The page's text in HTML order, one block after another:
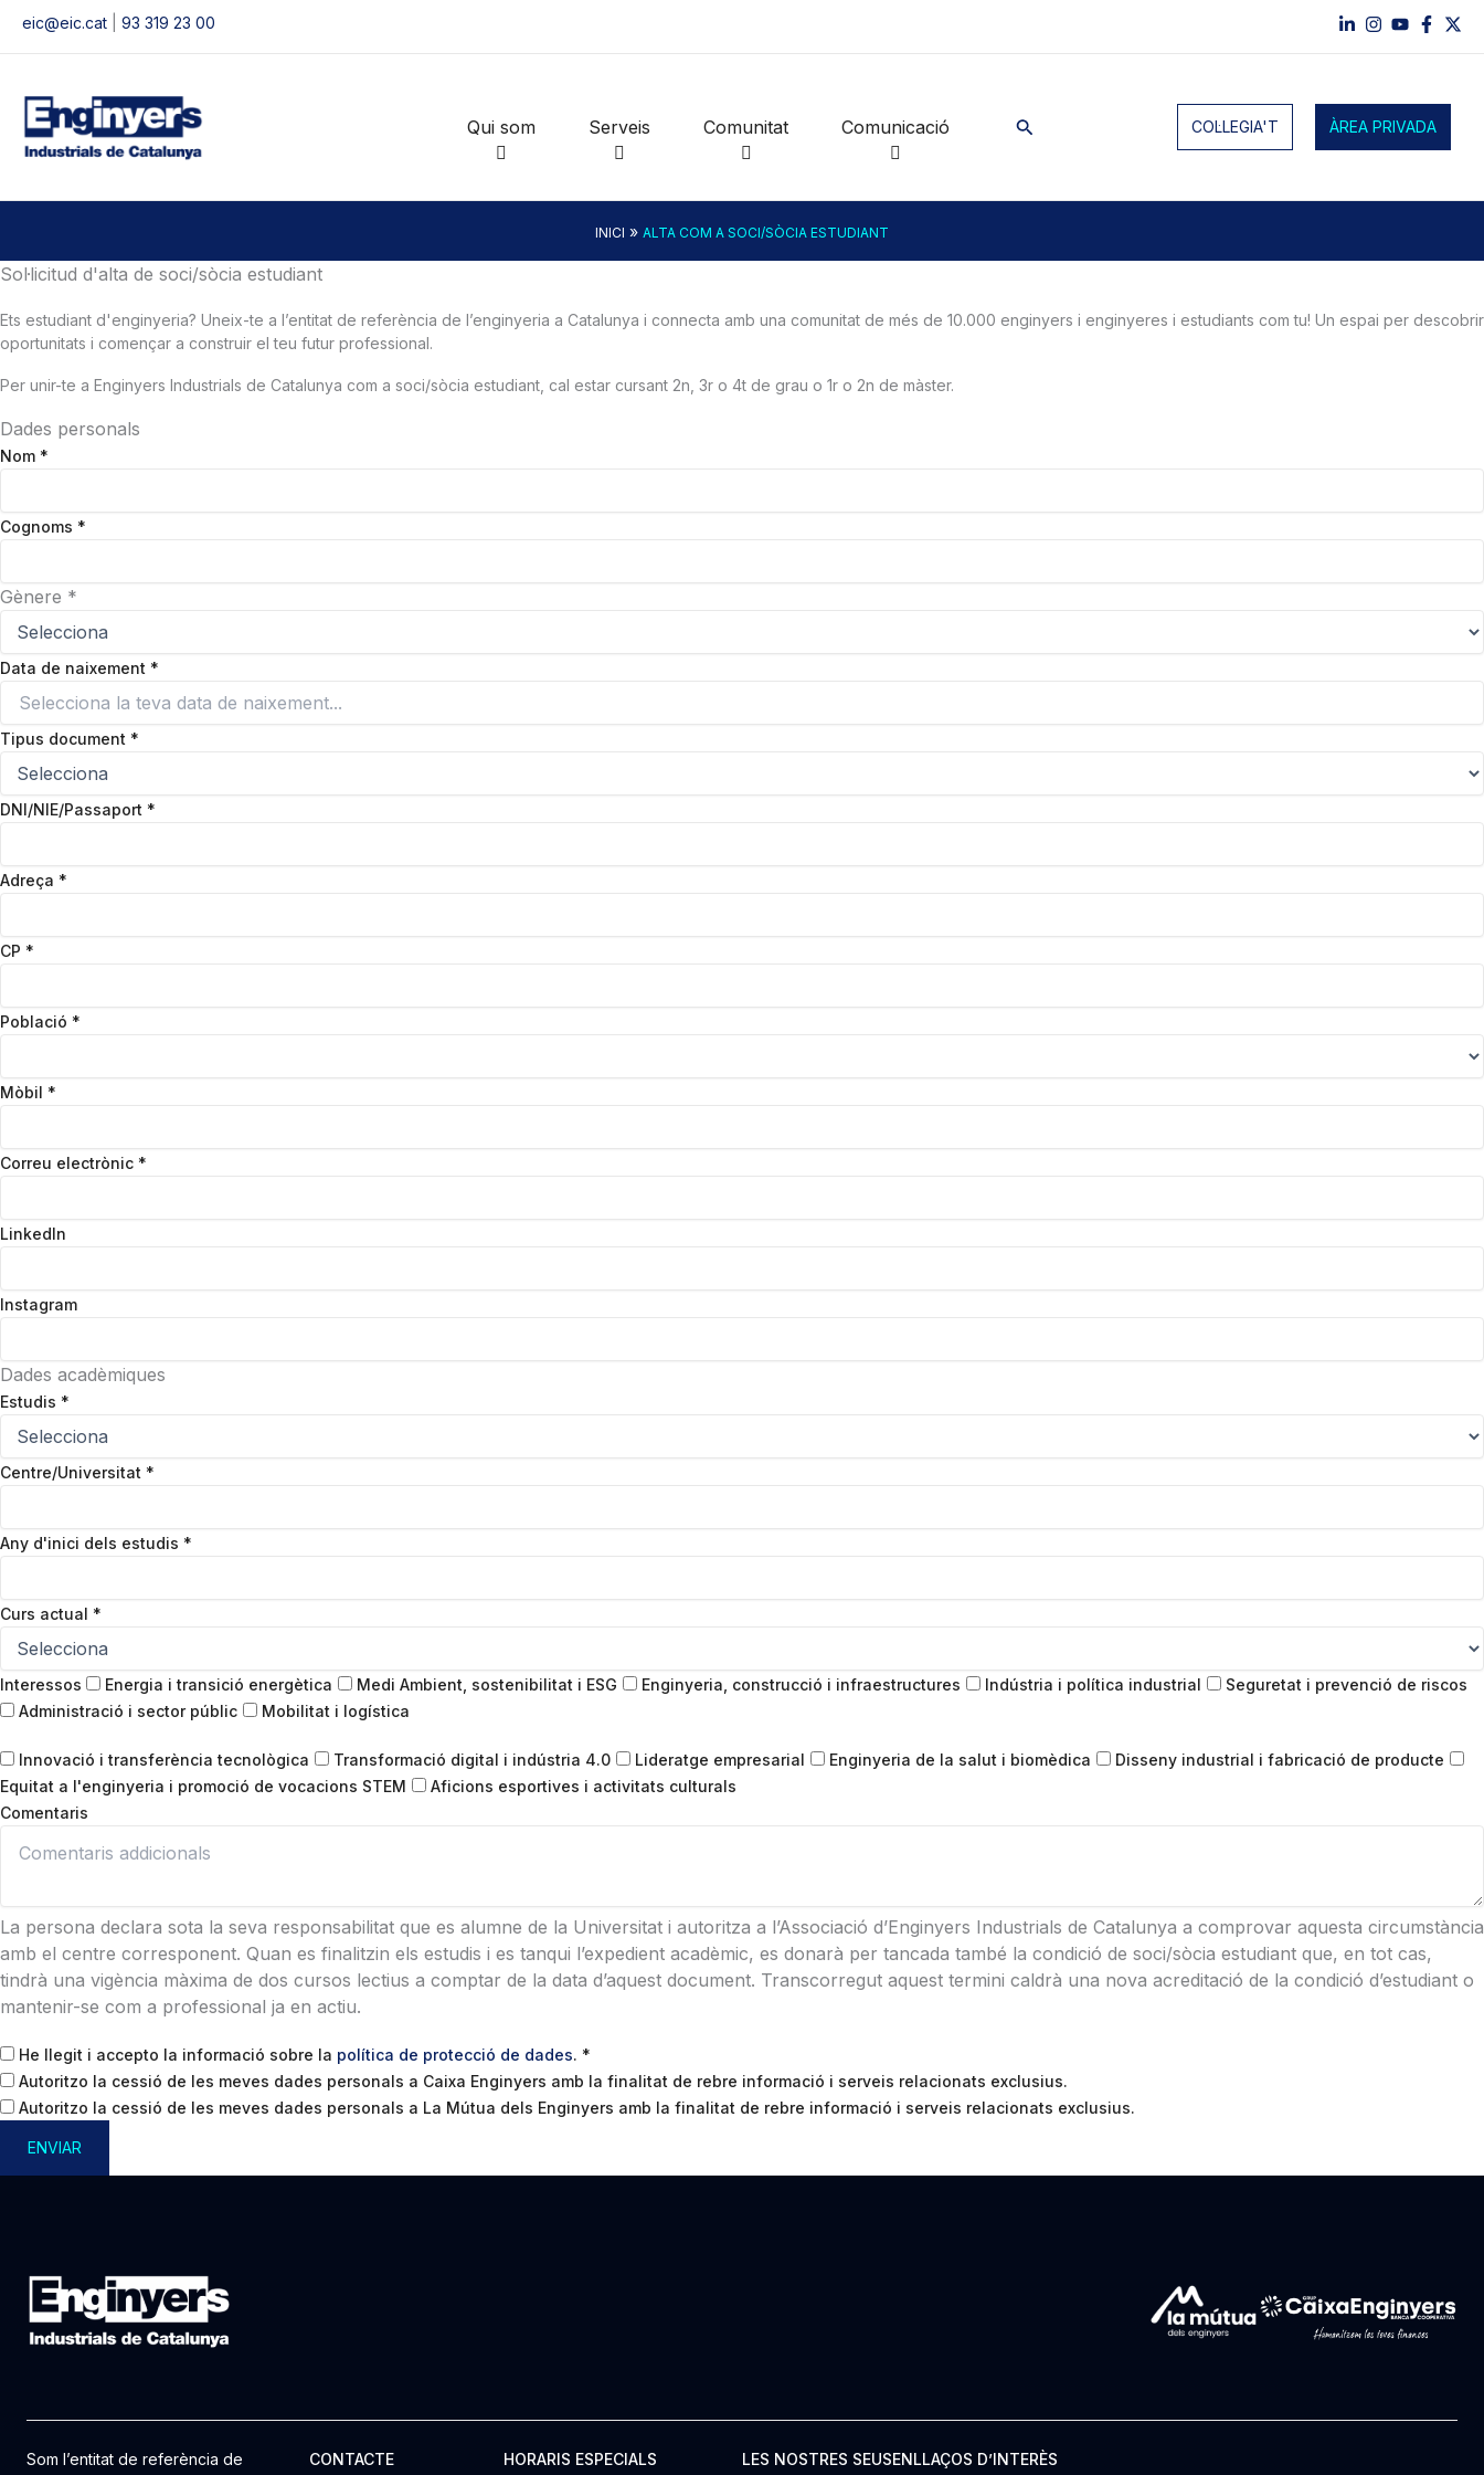
eic@eic.cat 93 319 23 00
Qui som Serveis Comunitat Comunicació Cerca COL·LEGIA'T ÀREA PRIVADA
INICI » ALTA COM A SOCI/SÒCIA ESTUDIANT
Sol·licitud d'alta de soci/sòcia estudiant
Ets estudiant d'enginyeria? Uneix-te a l’entitat de referència de l’enginyeria a Catalunya i connecta amb una comunitat de més de 10.000 enginyers i enginyeres i estudiants com tu! Un espai per descobrir
oportunitats i començar a construir el teu futur professional.
Per unir-te a Enginyers Industrials de Catalunya com a soci/sòcia estudiant, cal estar cursant 2n, 3r o 4t de grau o 1r o 2n de màster.
Dades personals
Nom *
Cognoms *
Gènere *
Data de naixement *
Tipus document *
DNI/NIE/Passaport *
Adreça *
CP *
Població *
Mòbil *
Correu electrònic *
LinkedIn
Instagram
Dades acadèmiques
Estudis *
Centre/Universitat *
Any d'inici dels estudis *
Curs actual *
Interessos Energia i transició energètica Medi Ambient, sostenibilitat i ESG Enginyeria, construcció i infraestructures Indústria i política industrial
Seguretat i prevenció de riscos
Administració i sector públic
Mobilitat i logística
Innovació i transferència tecnològica Transformació digital i indústria 4.0 Lideratge empresarial Enginyeria de la salut i biomèdica
Disseny industrial i fabricació de producte
Equitat a l'enginyeria i promoció de vocacions STEM
Aficions esportives i activitats culturals
Comentaris
La persona declara sota la seva responsabilitat que es alumne de la Universitat i autoritza a l’Associació d’Enginyers Industrials de Catalunya a comprovar aquesta circumstància
amb el centre corresponent. Quan es finalitzin els estudis i es tanqui l’expedient acadèmic, es donarà per tancada també la condició de soci/sòcia estudiant que, en tot cas,
tindrà una vigència màxima de dos cursos lectius a comptar de la data d’aquest document. Transcorregut aquest termini caldrà una nova acreditació de la condició d’estudiant o
mantenir-se com a professional ja en actiu.
He llegit i accepto la informació sobre la política de protecció de dades. *
Autoritzo la cessió de les meves dades personals a Caixa Enginyers amb la finalitat de rebre informació i serveis relacionats exclusius.
Autoritzo la cessió de les meves dades personals a La Mútua dels Enginyers amb la finalitat de rebre informació i serveis relacionats exclusius.
ENVIAR
Som l’entitat de referència de
CONTACTE HORARIS ESPECIALS LES NOSTRES SEUSENLLAÇOS D’INTERÈS